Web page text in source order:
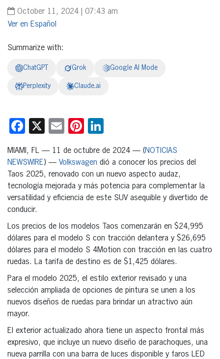
October 11, 2024 | 07:43 am
Español
Summarize with:
ChatGPT Grok Google AI Mode
Perplexity Claude.ai
Facebook
X EmailPinterest
MIAMI, FL — 11 de octubre de 2024 — (NOTICIAS
NEWSWIRE) — Volkswagen dió a conocer los precios del
Taos 2025, renovado con un nuevo aspecto audaz,
tecnología mejorada y más potencia para complementar la
versatilidad y eficiencia de este SUV asequible y divertido de
conducir.
Los precios de los modelos Taos comenzarán en $24,995
dólares para el modelo S con tracción delantera y $26,695
dólares para el modelo S 4Motion con tracción en las cuatro
ruedas. La tarifa de destino es de $1,425 dólares.
Para el modelo 2025, el estilo exterior revisado y una
selección ampliada de opciones de pintura se unen a los
nuevos diseños de ruedas para brindar un atractivo aún
mayor.
El exterior actualizado ahora tiene un aspecto frontal más
expresivo, que incluye un nuevo diseño de parachoques, una
nueva parrilla con una barra de luces disponible y faros LED